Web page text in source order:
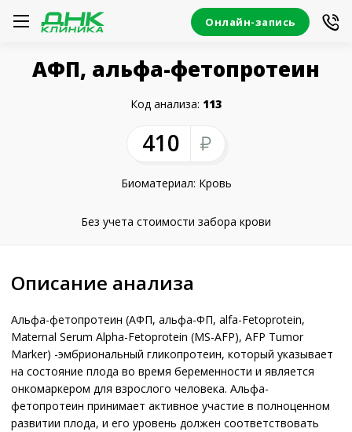
Онлайн-запись
АФП, альфа-фетопротеин
Код анализа: 113
410
Биоматериал: Кровь
Без учета стоимости забора крови
Описание анализа
Альфа-фетопротеин (АФП, альфа-ФП, alfa-Fetoprotein,
Maternal Serum Alpha-Fetoprotein (MS-AFP), AFP Tumor
Marker) -эмбриональный гликопротеин, который указывает
на состояние плода во время беременности и является
онкомаркером для взрослого человека. Альфа-
фетопротеин принимает активное участие в полноценном
развитии плода, и его уровень должен соответствовать